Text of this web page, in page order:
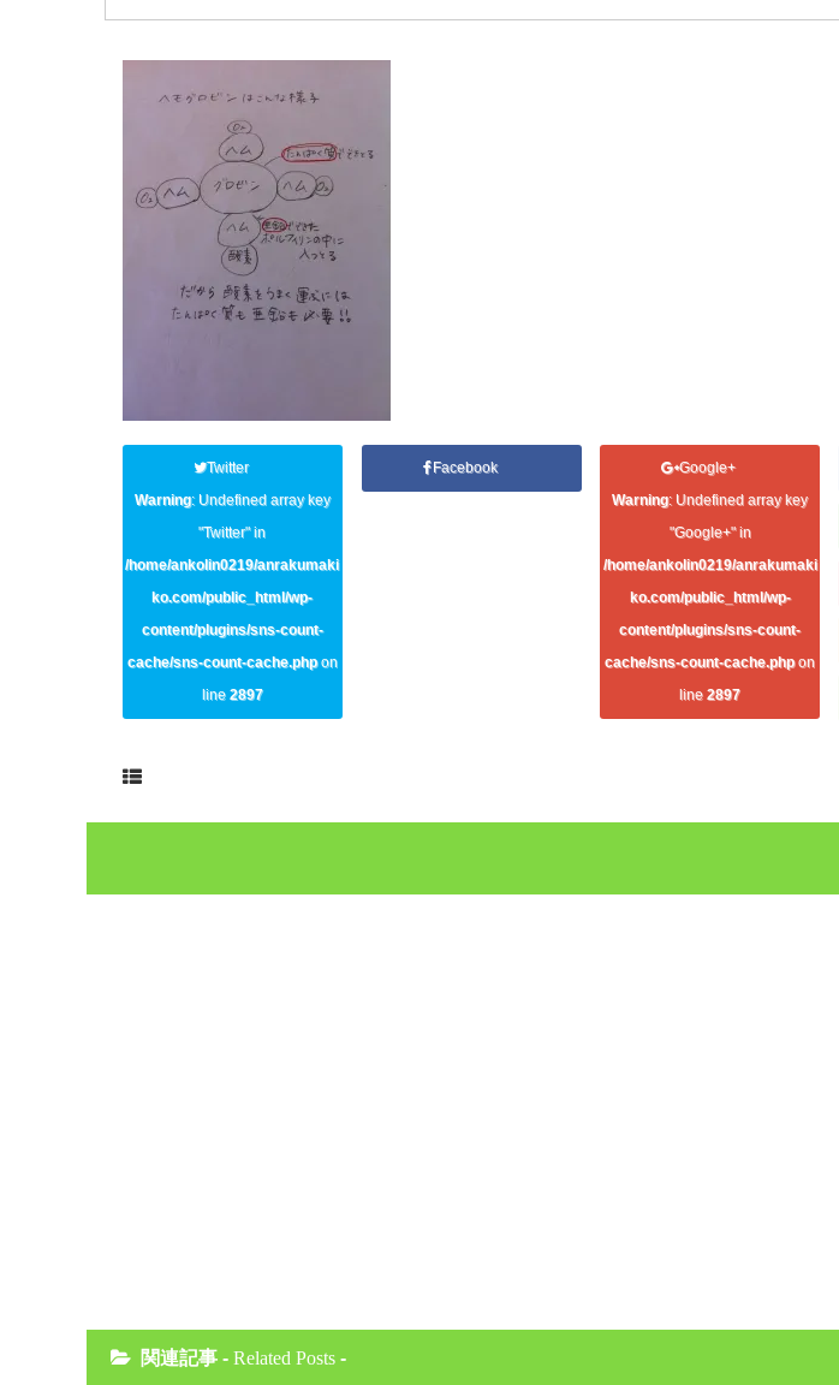
Twitter
Warning: Undefined array key
"Twitter" in
/home/ankolin0219/anrakumaki
ko.com/public_html/wp-
content/plugins/sns-count-
cache/sns-count-cache.phpon
line 2897
Facebook
Google+
Warning: Undefined array key
"Google+" in
/home/ankolin0219/anrakumaki
ko.com/public_html/wp-
content/plugins/sns-count-
cache/sns-count-cache.phpon
line2897
関連記事 - Related Posts -